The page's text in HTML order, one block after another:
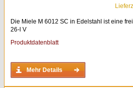
Die Miele M 6012 SC in Edelstahl ist eine
26-l V
Produktdatenblatt
Mehr Details